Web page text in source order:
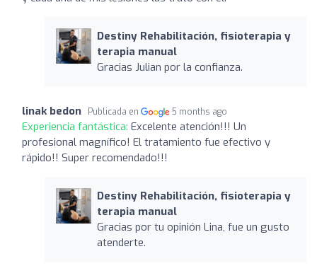
Destiny Rehabilitación, fisioterapia y
terapia manual
Gracias Julian por la confianza.
linak bedon Publicada en 5 months ago
Experiencia fantástica: Excelente atención!!! Un
profesional magnífico! El tratamiento fue efectivo y
rápido!! Super recomendado!!!
Destiny Rehabilitación, fisioterapia y
terapia manual
Gracias por tu opinión Lina, fue un gusto
atenderte.